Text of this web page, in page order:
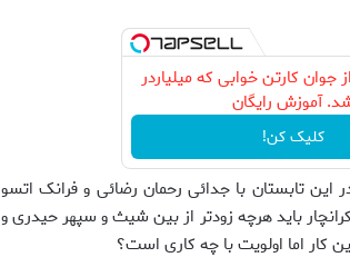
جوان کارتن خوابی که میلیاردر
آموزش رایگان
کلیک کن!
تابستان با جدائی رحمان رضائی و فرانک اتسو
باید هرچه زودتر از بین شیث و سپهر حیدری و
کار اما اولویت با چه کاری است؟